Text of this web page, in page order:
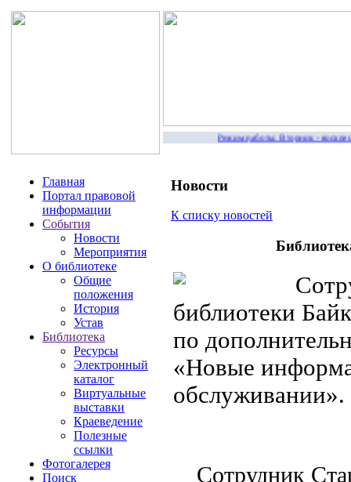
Режим работы: Вторник -
Главная
Портал правовой
информации
События
Новости
Мероприятия
О библиотеке
Общие
положения
История
Устав
Библиотека
Ресурсы
Электронный
каталог
Виртуальные
выставки
Краеведение
Полезные
ссылки
Фотогалерея
Поиск
Новости
К списку новостей
библиотеки
по
«Новые
Сотрудник